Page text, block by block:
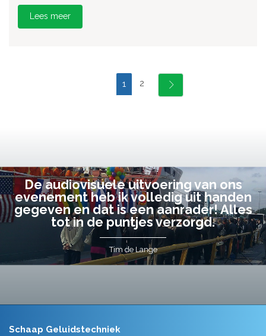
Lees meer
1 2
De audiovisuele uitvoering van ons
evenement heb ik volledig uit handen
gegeven en dat is een aanrader! Alles
tot in de puntjes verzorgd.
Tim de Lange
Schaap Geluidstechniek